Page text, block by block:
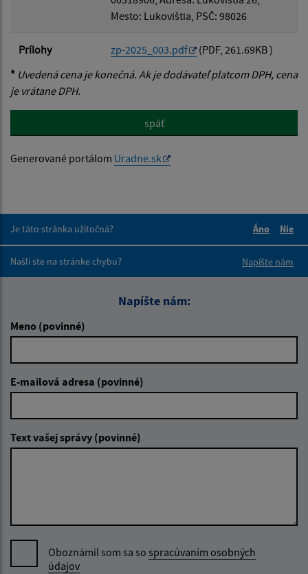
Mesto: Lukovištia, PSČ: 98026
Prílohy zp-2025_003.pdf
(PDF, 261.69KB )
* Uvedená cena je konečná. Ak je dodávateľ platcom DPH, cena
je vrátane DPH.
späť
Generované portálom Uradne.sk
Je táto stránka užitočná?
Áno
Nie
Našli ste na stránke chybu?
Napíšte nám
Napíšte nám:
Meno (povinné)
E-mailová adresa (povinné)
Text vašej správy (povinné)
Oboznámil som sa so spracúvaním osobných
údajov